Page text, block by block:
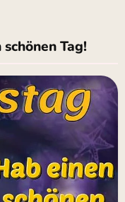
Tag!